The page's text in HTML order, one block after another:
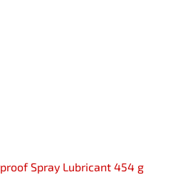
Spray Lubricant 454 g